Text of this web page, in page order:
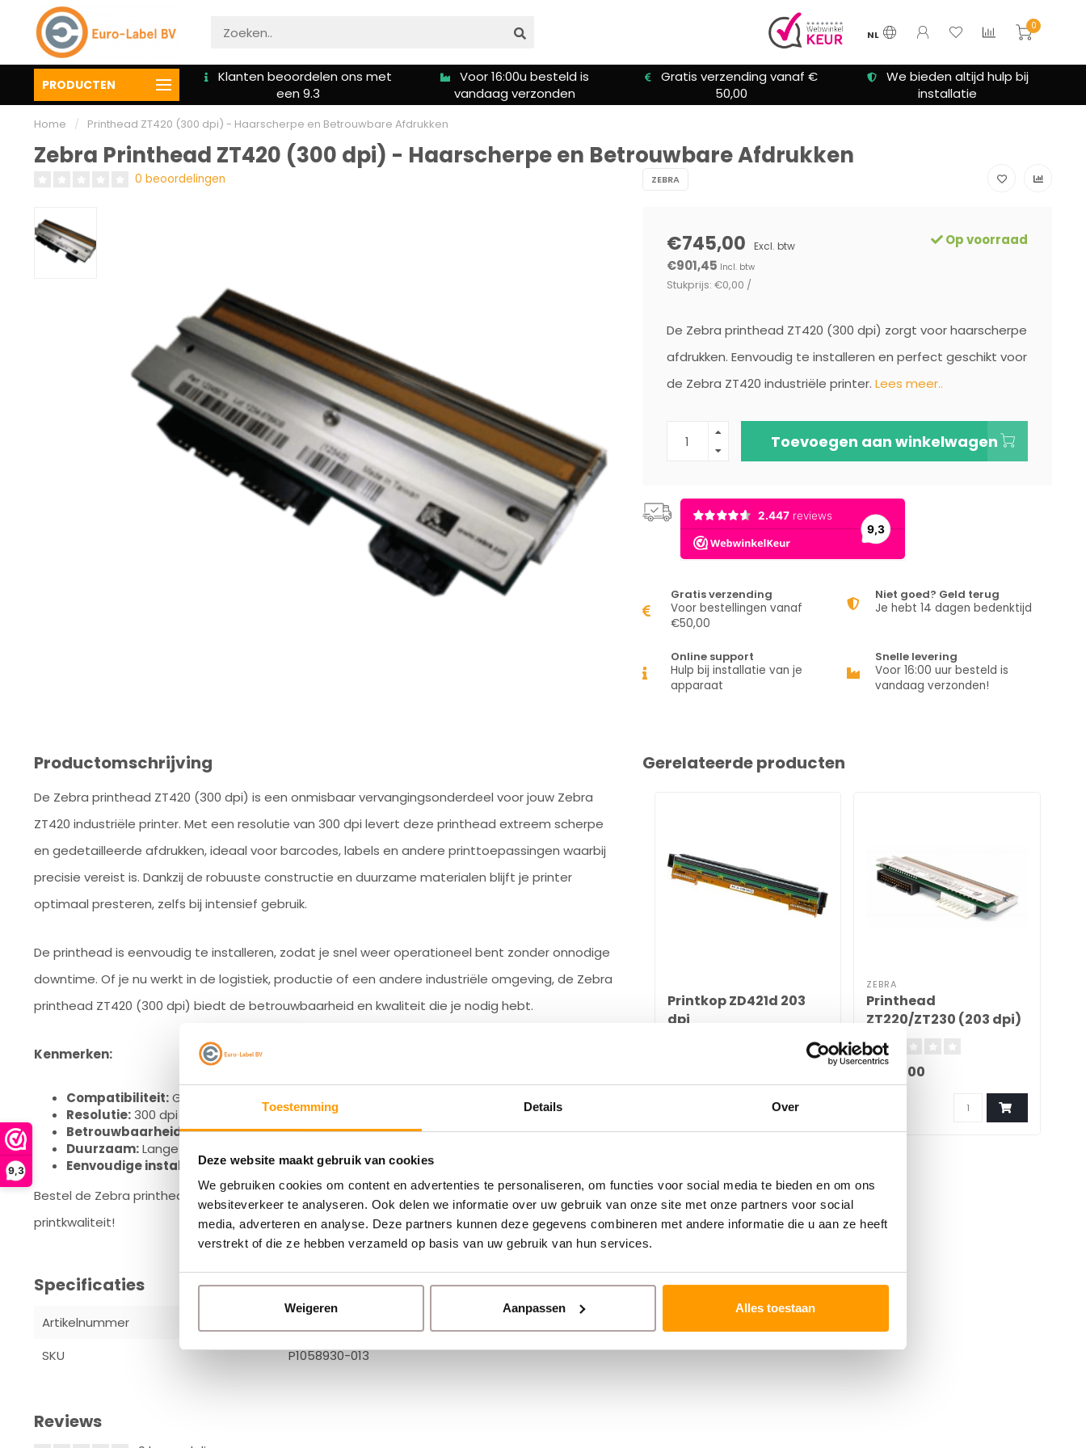
Toestemming Details Over
Deze website maakt gebruik van cookies
We gebruiken cookies om content en advertenties te personaliseren, om functies voor social media te bieden en om ons
websiteverkeer te analyseren. Ook delen we informatie over uw gebruik van onze site met onze partners voor social
media, adverteren en analyse. Deze partners kunnen deze gegevens combineren met andere informatie die u aan ze heeft
verstrekt of die ze hebben verzameld op basis van uw gebruik van hun services.
Weigeren Aanpassen Alles toestaan
9,3
NL
0
PRODUCTEN
beoordelen ons met
een 9.3
Voor 16:00u besteld is
vandaag verzonden
Gratis verzending vanaf €
50,00
We bieden altijd hulp bij
installatie
Klanten beoordelen ons met
een 9.3
Home / Printhead ZT420 (300 dpi) - Haarscherpe en Betrouwbare Afdrukken
Zebra Printhead ZT420 (300 dpi) - Haarscherpe en Betrouwbare Afdrukken
0 beoordelingen ZEBRA
€745,00 Excl. btw
€901,45 Incl. btw
Op voorraad
Stukprijs: €0,00 /
De Zebra printhead ZT420 (300 dpi) zorgt voor haarscherpe
afdrukken. Eenvoudig te installeren en perfect geschikt voor
de Zebra ZT420 industriële printer. Lees meer..
Toevoegen aan winkelwagen
Gratis verzending
Voor bestellingen vanaf
€50,00
Niet goed? Geld terug
Je hebt 14 dagen bedenktijd
Online support
Hulp bij installatie van je
apparaat
Snelle levering
Voor 16:00 uur besteld is
vandaag verzonden!
Productomschrijving
De Zebra printhead ZT420 (300 dpi) is een onmisbaar vervangingsonderdeel voor jouw Zebra
ZT420 industriële printer. Met een resolutie van 300 dpi levert deze printhead extreem scherpe
en gedetailleerde afdrukken, ideaal voor barcodes, labels en andere printtoepassingen waarbij
precisie vereist is. Dankzij de robuuste constructie en duurzame materialen blijft je printer
optimaal presteren, zelfs bij intensief gebruik.
De printhead is eenvoudig te installeren, zodat je snel weer operationeel bent zonder onnodige
downtime. Of je nu werkt in de logistiek, productie of een andere industriële omgeving, de Zebra
printhead ZT420 (300 dpi) biedt de betrouwbaarheid en kwaliteit die je nodig hebt.
Kenmerken:
Compatibiliteit:Geschikt voor Zebra ZT420 industriële printers
Resolutie:300 dpi voor extra scherpe en gedetailleerde afdrukken
Betrouwbaarheid:Consistente printkwaliteit, zelfs bij intensief gebruik
Duurzaam:Lange levensduur en minimale onderhoudskosten
Eenvoudige installatie:Snelle vervanging voorkomt stilstand
Bestel de Zebra printhead ZT420 (300 dpi) vandaag nog bij Euro-Label en zorg voor optimale
printkwaliteit!
Specificaties
Artikelnummer
SKU
P1058930-013
Reviews
Gerelateerde producten
Printkop ZD421d 203
dpi
ZEBRA
Printhead
ZT220/ZT230 (203 dpi)
€358,00